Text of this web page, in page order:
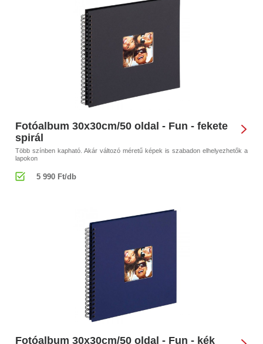
Fotóalbum 30x30cm/50 oldal - Fun - fekete
spirál
Több színben kapható. Akár változó méretű képek is szabadon elhelyezhetők a
lapokon
5 990 Ft/db
Fotóalbum 30x30cm/50 oldal - Fun - kék